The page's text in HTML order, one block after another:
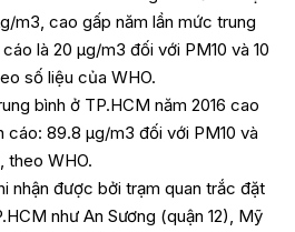
m3, cao gấp năm lần mức trung
là 20 μg/m3 đối với PM10 và 10
số liệu của WHO.
bình ở TP.HCM năm 2016 cao
cáo: 89.8 μg/m3 đối với PM10 và
theo WHO.
nhận được bởi trạm quan trắc đặt
như An Sương (quận 12), Mỹ